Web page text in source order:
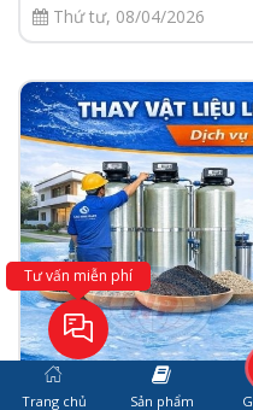
Thứ tư, 08/04/2026
Tin tức
Tư vấn miễn phí
Trang chủ Sản phẩm